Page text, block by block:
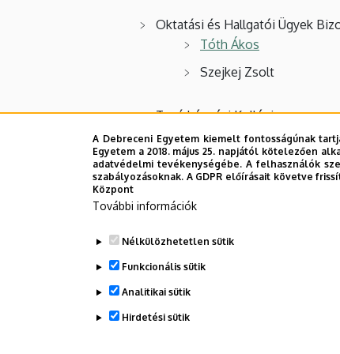
Oktatási és Hallgatói Ügyek
Tóth Ákos
Szejkej Zsolt
Tanárképzési Kollégium
Kissné Dr. Mogyorósi
Tóth Ákos
Tanárképzési Tanács
Tehetségtanács
A Debreceni Egyetem kiemelt fontosságúnak
Egyetem a 2018. május 25. napjától kötelezően
adatvédelmi tevékenységébe. A felhasználók
szabályozásoknak. A GDPR előírásait követve
Központ
További információk
Nélkülözhetetlen sütik
Funkcionális sütik
Analitikai sütik
Hirdetési sütik